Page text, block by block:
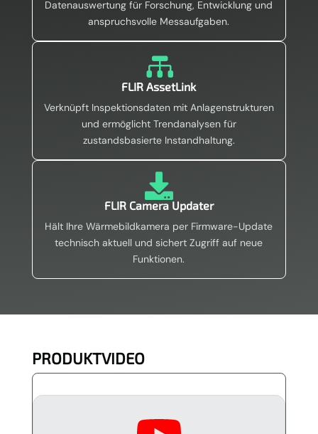
Datenauswertung für Forschung, Entwicklung und
anspruchsvolle Messaufgaben.

FLIR AssetLink
Verknüpft Inspektionsdaten mit Anlagenstrukturen
und ermöglicht Trendanalysen für
zustandsbasierte Instandhaltung.

FLIR Camera Updater
Hält Ihre Wärmebildkamera per Firmware-Update
technisch aktuell und sichert Zugriff auf neue
Funktionen.
PRODUKTVIDEO